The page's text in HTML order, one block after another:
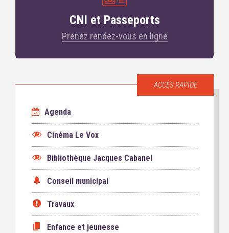
CNI et Passeports
Prenez rendez-vous en ligne
ACCÈS RAPIDE
Agenda
Cinéma Le Vox
Bibliothèque Jacques Cabanel
Conseil municipal
Travaux
Enfance et jeunesse